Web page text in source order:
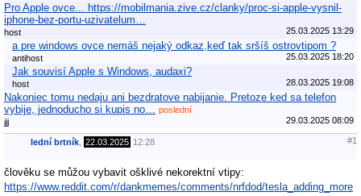
Pro Apple ovce... https://mobilmania.zive.cz/clanky/proc-si-apple-vysnil-
iphone-bez-portu-uzivatelum…
host 25.03.2025 13:29
a pre windows ovce nemáš nejaký odkaz,keď tak sršíš ostrovtipom ?
antihost 25.03.2025 18:20
Jak souvisí Apple s Windows, audaxi?
host 28.03.2025 19:08
Nakoniec tomu nedaju ani bezdratove nabijanie. Pretoze ked sa telefon
vybije, jednoducho si kupis no…
poslední
jjj
29.03.2025 08:09
lední brtník 22.03.2025 12:28 #1
člověku se můžou vybavit ošklivé nekorektní vtipy:
https://www.reddit.com/r/dankmemes/comments/nrfdod/tesla_adding_more